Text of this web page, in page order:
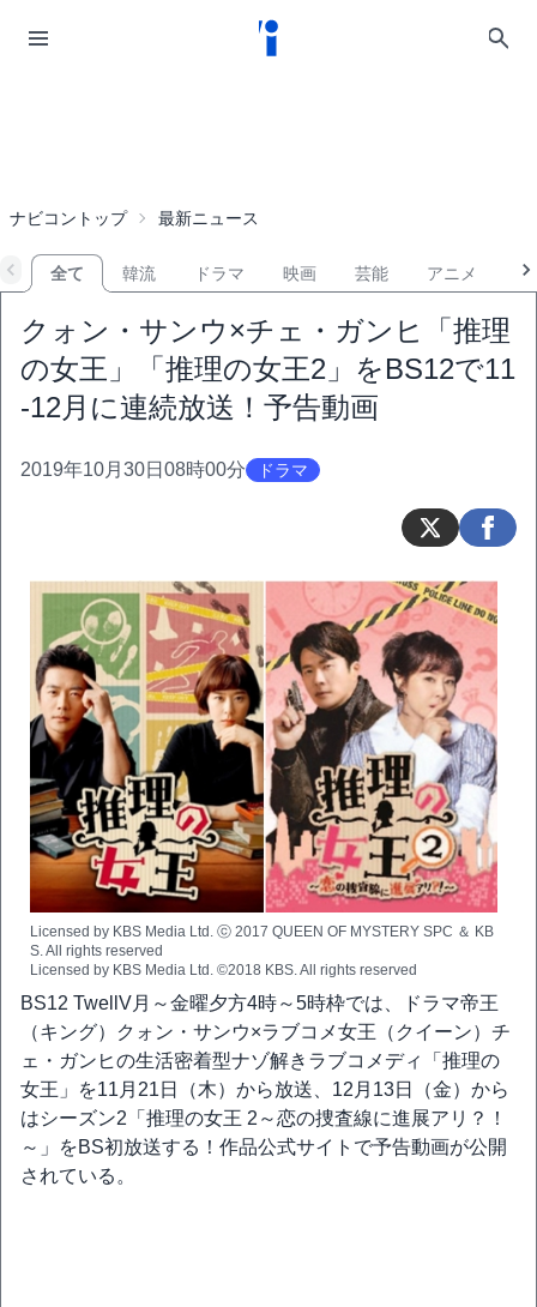
ナビコントップ 最新ニュース
全て 韓流 ドラマ 映画 芸能 アニメ
クォン・サンウ×チェ・ガンヒ「推理
の女王」「推理の女王2」をBS12で11
-12月に連続放送！予告動画
2019年10月30日08時00分 ドラマ
Licensed by KBS Media Ltd. ⓒ 2017 QUEEN OF MYSTERY SPC ＆ KB
S. All rights reserved
Licensed by KBS Media Ltd. ©2018 KBS. All rights reserved
BS12 TwellV月～金曜夕方4時～5時枠では、ドラマ帝王
（キング）クォン・サンウ×ラブコメ女王（クイーン）チ
ェ・ガンヒの生活密着型ナゾ解きラブコメディ「推理の
女王」を11月21日（木）から放送、12月13日（金）から
はシーズン2「推理の女王 2～恋の捜査線に進展アリ？！
～」をBS初放送する！作品公式サイトで予告動画が公開
されている。